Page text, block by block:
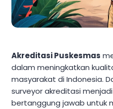
Akreditasi Puskesmas
dalam meningkatkan
masyarakat di Indonesia.
surveyor akreditasi
bertanggung jawab untuk